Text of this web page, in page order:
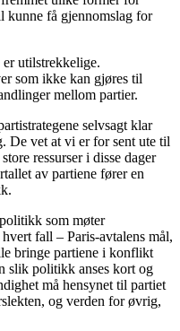
kunne få gjennomslag for
er utilstrekkelige.
som ikke kan gjøres til
mellom partier.
selvsagt klar
De vet at vi er for sent ute til
ressurser i disse dager
av partiene fører en
som møter
fall – Paris-avtalens mål,
bringe partiene i konflikt
slik politikk anses kort og
må hensynet til partiet
og verden for øvrig,